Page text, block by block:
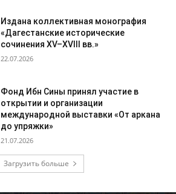
Издана коллективная монография
«Дагестанские исторические
сочинения XV–XVIII вв.»
22.07.2026
Фонд Ибн Сины принял участие в
открытии и организации
международной выставки «От аркана
до упряжки»
21.07.2026
Загрузить больше